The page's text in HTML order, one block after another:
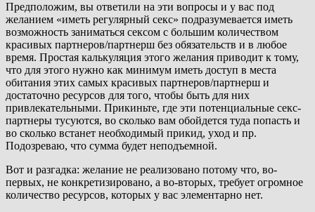
Предположим, вы ответили на эти вопросы и у вас под
желанием «иметь регулярный секс» подразумевается иметь
возможность заниматься сексом с большим количеством
красивых партнеров/партнерш без обязательств и в любое
время. Простая калькуляция этого желания приводит к тому,
что для этого нужно как минимум иметь доступ в места
обитания этих самых красивых партнеров/партнерш и
достаточно ресурсов для того, чтобы быть для них
привлекательными. Прикиньте, где эти потенциальные секс-
партнеры тусуются, во сколько вам обойдется туда попасть и
во сколько встанет необходимый прикид, уход и пр.
Подозреваю, что сумма будет неподъемной.
Вот и разгадка: желание не реализовано потому что, во-
первых, не конкретизировано, а во-вторых, требует огромное
количество ресурсов, которых у вас элементарно нет.